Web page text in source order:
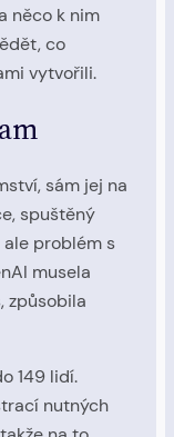
něco k nim
co
vytvořili.
sám jej na
spuštěný
problém s
musela
způsobila
149 lidí.
nutných